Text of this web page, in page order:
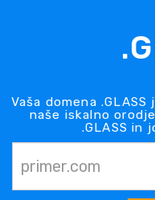
Vaša domena
naše iskalno
.GLASS in